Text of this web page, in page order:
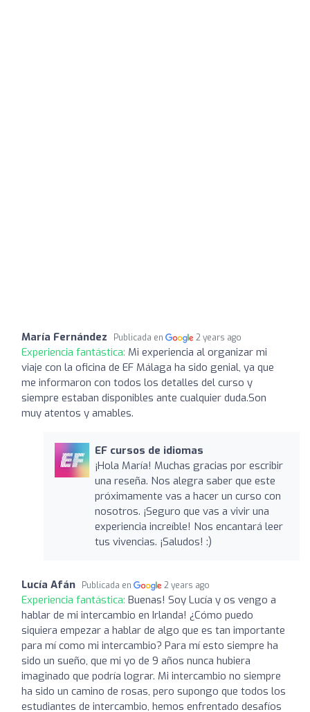
María Fernández Publicada en 2 years ago
Experiencia fantástica: Mi experiencia al organizar mi
viaje con la oficina de EF Málaga ha sido genial, ya que
me informaron con todos los detalles del curso y
siempre estaban disponibles ante cualquier duda.Son
muy atentos y amables.
EF cursos de idiomas
¡Hola María! Muchas gracias por escribir
una reseña. Nos alegra saber que este
próximamente vas a hacer un curso con
nosotros. ¡Seguro que vas a vivir una
experiencia increíble! Nos encantará leer
tus vivencias. ¡Saludos! :)
Lucía Afán Publicada en 2 years ago
Experiencia fantástica: Buenas! Soy Lucía y os vengo a
hablar de mi intercambio en Irlanda! ¿Cómo puedo
siquiera empezar a hablar de algo que es tan importante
para mí como mi intercambio? Para mí esto siempre ha
sido un sueño, que mi yo de 9 años nunca hubiera
imaginado que podría lograr. Mi intercambio no siempre
ha sido un camino de rosas, pero supongo que todos los
estudiantes de intercambio, hemos enfrentado desafíos